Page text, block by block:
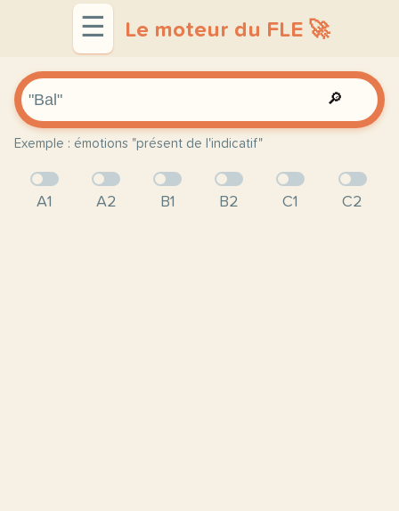
☰ Le moteur du FLE 🚀
🔎
Exemple : émotions "présent de l'indicatif"
A1 A2 B1 B2 C1 C2